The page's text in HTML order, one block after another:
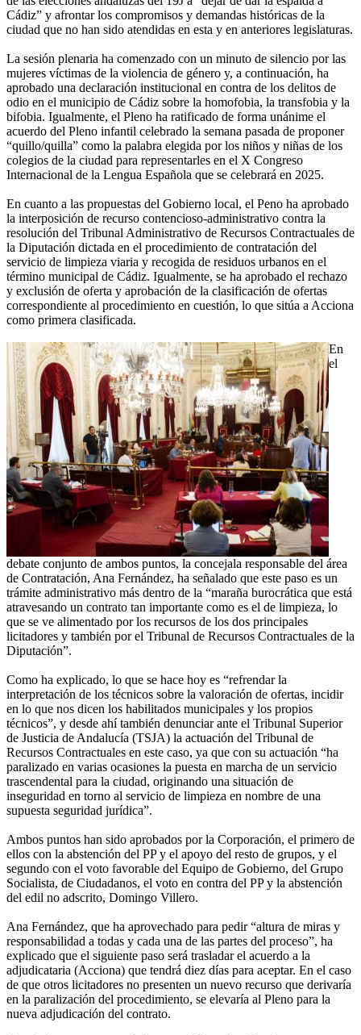
Cádiz” y afrontar los compromisos y demandas históricas de la
ciudad que no han sido atendidas en esta y en anteriores legislaturas.
La sesión plenaria ha comenzado con un minuto de silencio por las
mujeres víctimas de la violencia de género y, a continuación, ha
aprobado una declaración institucional en contra de los delitos de
odio en el municipio de Cádiz sobre la homofobia, la transfobia y la
bifobia. Igualmente, el Pleno ha ratificado de forma unánime el
acuerdo del Pleno infantil celebrado la semana pasada de proponer
“quillo/quilla” como la palabra elegida por los niños y niñas de los
colegios de la ciudad para representarles en el X Congreso
Internacional de la Lengua Española que se celebrará en 2025.
En cuanto a las propuestas del Gobierno local, el Peno ha aprobado
la interposición de recurso contencioso-administrativo contra la
resolución del Tribunal Administrativo de Recursos Contractuales de
la Diputación dictada en el procedimiento de contratación del
servicio de limpieza viaria y recogida de residuos urbanos en el
término municipal de Cádiz. Igualmente, se ha aprobado el rechazo
y exclusión de oferta y aprobación de la clasificación de ofertas
correspondiente al procedimiento en cuestión, lo que sitúa a Acciona
como primera clasificada.
En
el
debate conjunto de ambos puntos, la concejala responsable del área
de Contratación, Ana Fernández, ha señalado que este paso es un
trámite administrativo más dentro de la “maraña burocrática que está
atravesando un contrato tan importante como es el de limpieza, lo
que se ve alimentado por los recursos de los dos principales
licitadores y también por el Tribunal de Recursos Contractuales de la
Diputación”.
Como ha explicado, lo que se hace hoy es “refrendar la
interpretación de los técnicos sobre la valoración de ofertas, incidir
en lo que nos dicen los habilitados municipales y los propios
técnicos”, y desde ahí también denunciar ante el Tribunal Superior
de Justicia de Andalucía (TSJA) la actuación del Tribunal de
Recursos Contractuales en este caso, ya que con su actuación “ha
paralizado en varias ocasiones la puesta en marcha de un servicio
trascendental para la ciudad, originando una situación de
inseguridad en torno al servicio de limpieza en nombre de una
supuesta seguridad jurídica”.
Ambos puntos han sido aprobados por la Corporación, el primero de
ellos con la abstención del PP y el apoyo del resto de grupos, y el
segundo con el voto favorable del Equipo de Gobierno, del Grupo
Socialista, de Ciudadanos, el voto en contra del PP y la abstención
del edil no adscrito, Domingo Villero.
Ana Fernández, que ha aprovechado para pedir “altura de miras y
responsabilidad a todas y cada una de las partes del proceso”, ha
explicado que el siguiente paso será trasladar el acuerdo a la
adjudicataria (Acciona) que tendrá diez días para aceptar. En el caso
de que otros licitadores no presenten un nuevo recurso que derivaría
en la paralización del procedimiento, se elevaría al Pleno para la
nueva adjudicación del contrato.